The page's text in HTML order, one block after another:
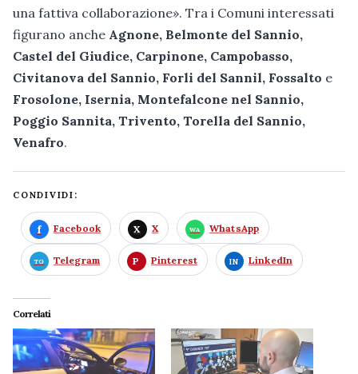
una fattiva collaborazione». Tra i Comuni interessati
figurano anche Agnone, Belmonte del Sannio,
Castel del Giudice, Carpinone, Campobasso,
Civitanova del Sannio, Forli del Sannil, Fossalto e
Frosolone, Isernia, Montefalcone nel Sannio,
Poggio Sannita, Trivento, Torella del Sannio,
Venafro.
CONDIVIDI:
Facebook X WhatsApp
Telegram Pinterest LinkedIn
Correlati